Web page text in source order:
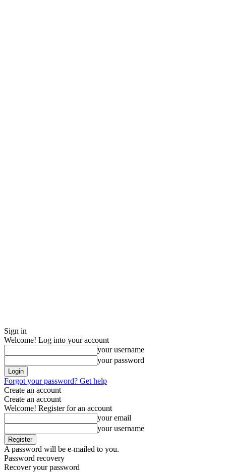
Sign in
Welcome! Log into your account
your username
your password
Forgot your password? Get help
Create an account
Create an account
Welcome! Register for an account
your email
your username
A password will be e-mailed to you.
Password recovery
Recover your password